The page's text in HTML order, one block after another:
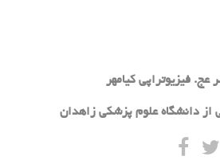
عج. فیزیوتراپی کیامهر
از دانشگاه علوم پزشکی زاهدان